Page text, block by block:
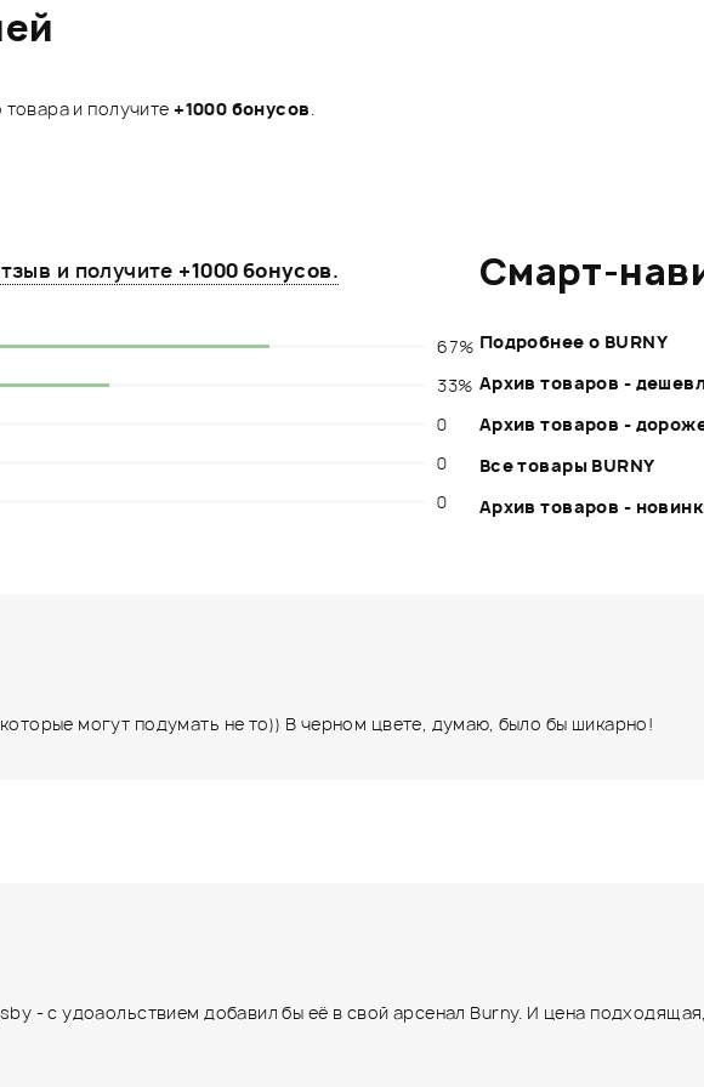
товара и получите+1000 бонусов.
и получите +1000 бонусов.
67%
33%
0
0
0
Смарт-
Подробнее о BURNY
Архив товаров -
Архив товаров -
Все товары BURNY
Архив товаров -
могут подумать не то)) В черном цвете, думаю, было бы шикарно!
- с удоаольствием добавил бы её в свой арсенал Burny. И цена